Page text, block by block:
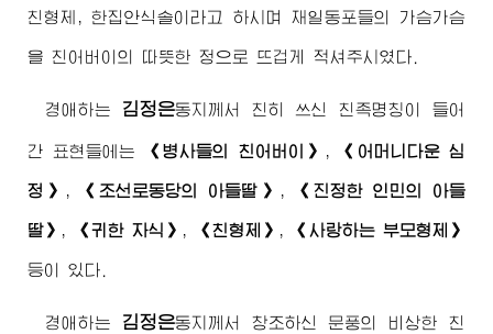
친형제, 한집안식솔이라고 하시며 재일동포들의 가슴가슴
을 친 어버이 의 따뜻한 정으로 뜨겁게 적셔주시였다.
경애하는 김정은동지 께서 친히 쓰신 친족명칭이 들어
간 표현들에는 《병사들의 친 어버이 》 , 《어머니다운 심
정》 , 《조선로동당의 아들딸》 , 《진정한 인민의 아들
딸》 , 《귀한 자식》 , 《친형제》 , 《사랑하는 부모형제》
등이 있다.
경애하는 김정은동지 께서 창조하신 문풍의 비상한 친